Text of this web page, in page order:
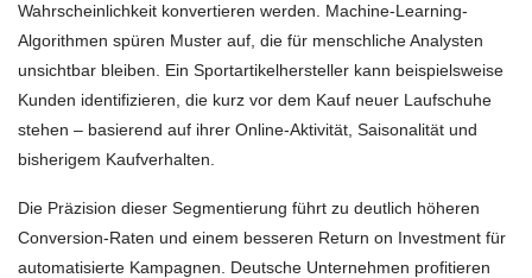
Wahrscheinlichkeit konvertieren werden. Machine-Learning-
Algorithmen spüren Muster auf, die für menschliche Analysten
unsichtbar bleiben. Ein Sportartikelhersteller kann beispielsweise
Kunden identifizieren, die kurz vor dem Kauf neuer Laufschuhe
stehen – basierend auf ihrer Online-Aktivität, Saisonalität und
bisherigem Kaufverhalten.
Die Präzision dieser Segmentierung führt zu deutlich höheren
Conversion-Raten und einem besseren Return on Investment für
automatisierte Kampagnen. Deutsche Unternehmen profitieren